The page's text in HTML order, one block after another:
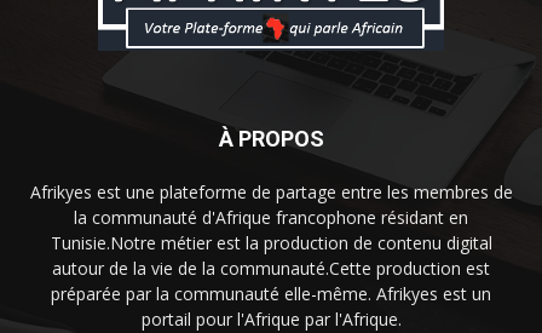
À PROPOS
Afrikyes est une plateforme de partage entre les membres de
la communauté d'Afrique francophone résidant en
Tunisie.Notre métier est la production de contenu digital
autour de la vie de la communauté.Cette production est
préparée par la communauté elle-même. Afrikyes est un
portail pour l'Afrique par l'Afrique.